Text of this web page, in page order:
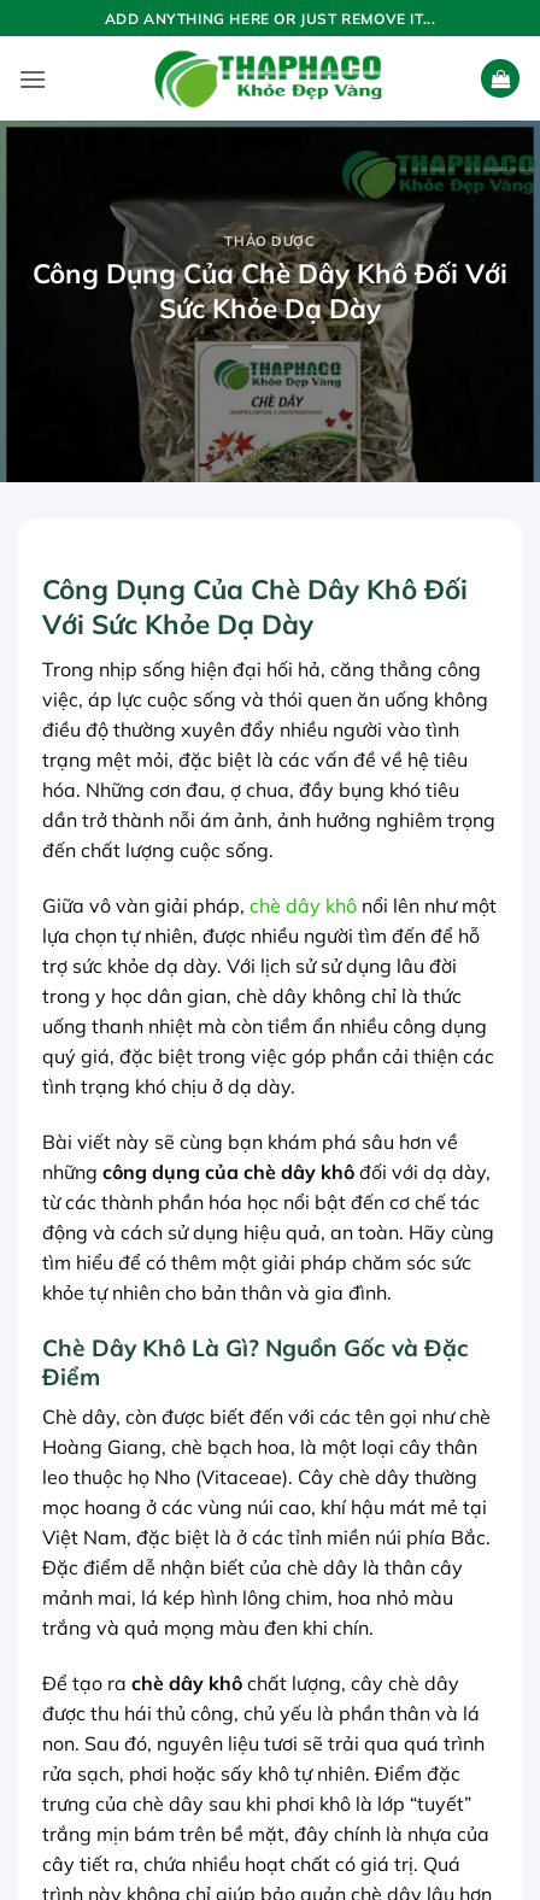
qua
nội
ADD ANYTHING HERE OR JUST REMOVE IT...
THẢO DƯỢC
Công Dụng Của Chè Dây Khô Đối Với
Sức Khỏe Dạ Dày
Công Dụng Của Chè Dây Khô Đối
Với Sức Khỏe Dạ Dày
Trong nhịp sống hiện đại hối hả, căng thẳng công
việc, áp lực cuộc sống và thói quen ăn uống không
điều độ thường xuyên đẩy nhiều người vào tình
trạng mệt mỏi, đặc biệt là các vấn đề về hệ tiêu
hóa. Những cơn đau, ợ chua, đầy bụng khó tiêu
dần trở thành nỗi ám ảnh, ảnh hưởng nghiêm trọng
đến chất lượng cuộc sống.
Giữa vô vàn giải pháp, chè dây khô nổi lên như một
lựa chọn tự nhiên, được nhiều người tìm đến để hỗ
trợ sức khỏe dạ dày. Với lịch sử sử dụng lâu đời
trong y học dân gian, chè dây không chỉ là thức
uống thanh nhiệt mà còn tiềm ẩn nhiều công dụng
quý giá, đặc biệt trong việc góp phần cải thiện các
tình trạng khó chịu ở dạ dày.
Bài viết này sẽ cùng bạn khám phá sâu hơn về
những công dụng của chè dây khô đối với dạ dày,
từ các thành phần hóa học nổi bật đến cơ chế tác
động và cách sử dụng hiệu quả, an toàn. Hãy cùng
tìm hiểu để có thêm một giải pháp chăm sóc sức
khỏe tự nhiên cho bản thân và gia đình.
Chè Dây Khô Là Gì? Nguồn Gốc và Đặc
Điểm
Chè dây, còn được biết đến với các tên gọi như chè
Hoàng Giang, chè bạch hoa, là một loại cây thân
leo thuộc họ Nho (Vitaceae). Cây chè dây thường
mọc hoang ở các vùng núi cao, khí hậu mát mẻ tại
Việt Nam, đặc biệt là ở các tỉnh miền núi phía Bắc.
Đặc điểm dễ nhận biết của chè dây là thân cây
mảnh mai, lá kép hình lông chim, hoa nhỏ màu
trắng và quả mọng màu đen khi chín.
Để tạo ra chè dây khô chất lượng, cây chè dây
được thu hái thủ công, chủ yếu là phần thân và lá
non. Sau đó, nguyên liệu tươi sẽ trải qua quá trình
rửa sạch, phơi hoặc sấy khô tự nhiên. Điểm đặc
trưng của chè dây sau khi phơi khô là lớp “tuyết”
trắng mịn bám trên bề mặt, đây chính là nhựa của
cây tiết ra, chứa nhiều hoạt chất có giá trị. Quá
trình này không chỉ giúp bảo quản chè dây lâu hơn